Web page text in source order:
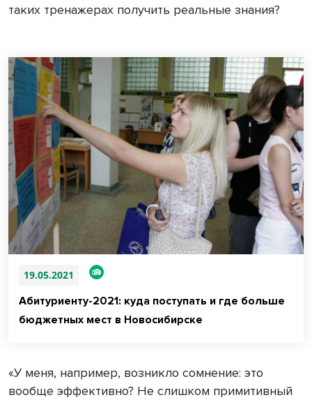
таких тренажерах получить реальные знания?
19.05.2021
Абитуриенту-2021: куда поступать и где больше
бюджетных мест в Новосибирске
«У меня, например, возникло сомнение: это
вообще эффективно? Не слишком примитивный